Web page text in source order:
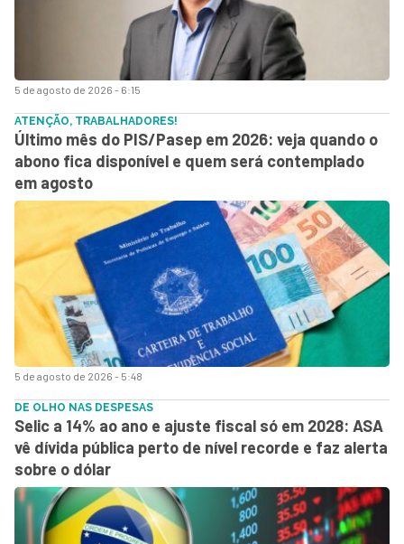
5 de agosto de 2026 - 6:15
5 de agosto de 2026 - 5:48
ATENÇÃO, TRABALHADORES!
Último mês do PIS/Pasep em 2026: veja quando o
abono fica disponível e quem será contemplado
em agosto
DE OLHO NAS DESPESAS
Selic a 14% ao ano e ajuste fiscal só em 2028: ASA
vê dívida pública perto de nível recorde e faz alerta
sobre o dólar